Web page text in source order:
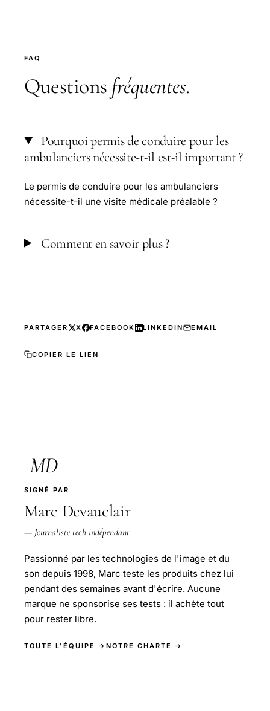
FAQ
Questions fréquentes.
Pourquoi permis de conduire pour les
ambulanciers nécessite-t-il est-il important ?
Le permis de conduire pour les ambulanciers
nécessite-t-il une visite médicale préalable ?
Comment en savoir plus ?
PARTAGER X FACEBOOK LINKEDIN EMAIL
COPIER LE LIEN
MD
SIGNÉ PAR
Marc Devauclair
— Journaliste tech indépendant
Passionné par les technologies de l'image et du
son depuis 1998, Marc teste les produits chez lui
pendant des semaines avant d'écrire. Aucune
marque ne sponsorise ses tests : il achète tout
pour rester libre.
TOUTE L'ÉQUIPE → NOTRE CHARTE →